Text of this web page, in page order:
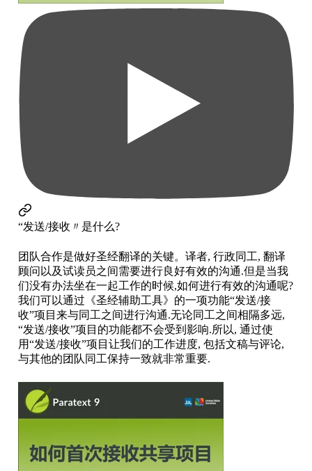
“发送/接收〃是什么?
团队合作是做好圣经翻译的关键。译者, 行政同工, 翻译
顾问以及试读员之间需要进行良好有效的沟通.但是当我
们没有办法坐在一起工作的时候,如何进行有效的沟通呢?
我们可以通过《圣经辅助工具》的一项功能“发送/接
收”项目来与同工之间进行沟通.无论同工之间相隔多远,
“发送/接收”项目的功能都不会受到影响.所以, 通过使
用“发送/接收”项目让我们的工作进度, 包括文稿与评论,
与其他的团队同工保持一致就非常重要.